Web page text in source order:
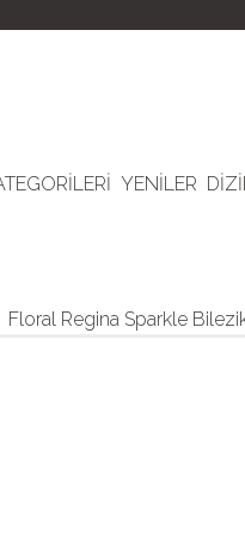
YENİLER
Floral Regina Sparkle